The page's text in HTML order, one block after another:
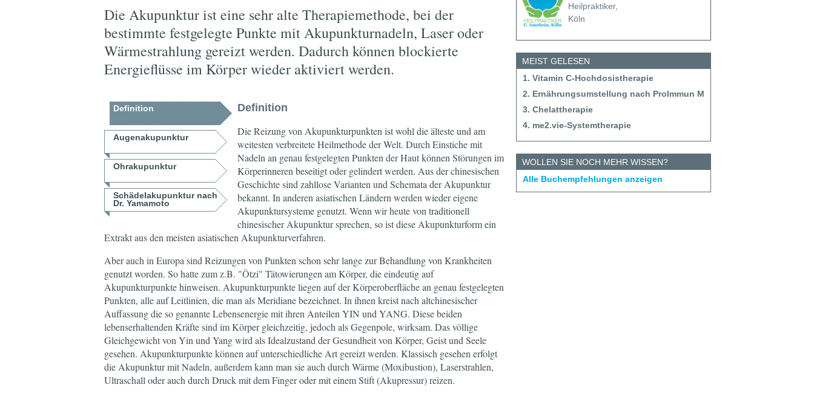
Die Akupunktur ist eine sehr alte Therapiemethode, bei der
bestimmte festgelegte Punkte mit Akupunkturnadeln, Laser oder
Wärmestrahlung gereizt werden. Dadurch können blockierte
Energieflüsse im Körper wieder aktiviert werden.
Definition
Augenakupunktur
Ohrakupunktur
Schädelakupunktur nach
Dr. Yamamoto
Definition
Die Reizung von Akupunkturpunkten ist wohl die älteste und am
weitesten verbreitete Heilmethode der Welt. Durch Einstiche mit
Nadeln an genau festgelegten Punkten der Haut können Störungen im
Körperinneren beseitigt oder gelindert werden. Aus der chinesischen
Geschichte sind zahllose Varianten und Schemata der Akupunktur
bekannt. In anderen asiatischen Ländern werden wieder eigene
Akupunktursysteme genutzt. Wenn wir heute von traditionell
chinesischer Akupunktur sprechen, so ist diese Akupunkturform ein
Extrakt aus den meisten asiatischen Akupunkturverfahren.
Aber auch in Europa sind Reizungen von Punkten schon sehr lange zur Behandlung von Krankheiten
genutzt worden. So hatte zum z.B. "Ötzi" Tätowierungen am Körper, die eindeutig auf
Akupunkturpunkte hinweisen. Akupunkturpunkte liegen auf der Körperoberfläche an genau festgelegten
Punkten, alle auf Leitlinien, die man als Meridiane bezeichnet. In ihnen kreist nach altchinesischer
Auffassung die so genannte Lebensenergie mit ihren Anteilen YIN und YANG. Diese beiden
lebenserhaltenden Kräfte sind im Körper gleichzeitig, jedoch als Gegenpole, wirksam. Das völlige
Gleichgewicht von Yin und Yang wird als Idealzustand der Gesundheit von Körper, Geist und Seele
gesehen. Akupunkturpunkte können auf unterschiedliche Art gereizt werden. Klassisch gesehen erfolgt
die Akupunktur mit Nadeln, außerdem kann man sie auch durch Wärme (Moxibustion), Laserstrahlen,
Ultraschall oder auch durch Druck mit dem Finger oder mit einem Stift (Akupressur) reizen.
Heilpraktiker,
Köln
MEIST GELESEN
1. Vitamin C-Hochdosistherapie
2. Ernährungsumstellung nach ProImmun M
3. Chelattherapie
4. me2.vie-Systemtherapie
WOLLEN SIE NOCH MEHR WISSEN?
Alle Buchempfehlungen anzeigen